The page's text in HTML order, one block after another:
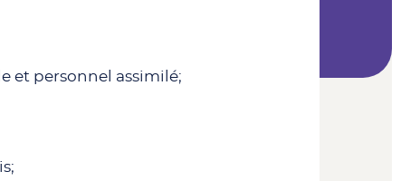
et personnel assimilé;